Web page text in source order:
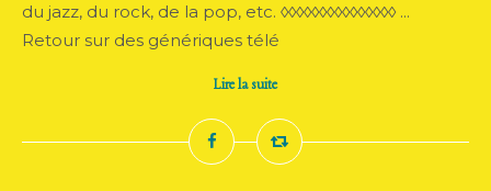
du jazz, du rock, de la pop, etc. ◊◊◊◊◊◊◊◊◊◊◊◊◊◊◊ ...
Retour sur des génériques télé
Lire la suite